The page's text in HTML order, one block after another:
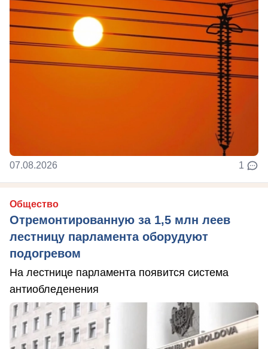
07.08.2026 1
Общество
Отремонтированную за 1,5 млн леев
лестницу парламента оборудуют
подогревом
На лестнице парламента появится система
антиобледенения